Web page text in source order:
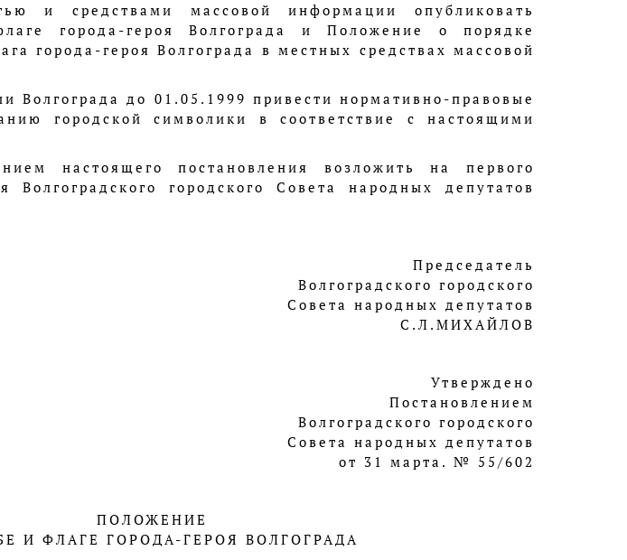
и средствами массовой информации опубликовать
города-героя Волгограда и Положение о порядке
города-героя Волгограда в местных средствах массовой
Волгограда до 01.05.1999 привести нормативно-правовые
городской символики в соответствие с настоящими
настоящего постановления возложить на первого
Волгоградского городского Совета народных депутатов
Председатель
Волгоградского городского
Совета народных депутатов
С.Л.МИХАЙЛОВ
Утверждено
Постановлением
Волгоградского городского
Совета народных депутатов
от 31 марта. № 55/602
ПОЛОЖЕНИЕ
И ФЛАГЕ ГОРОДА-ГЕРОЯ ВОЛГОГРАДА